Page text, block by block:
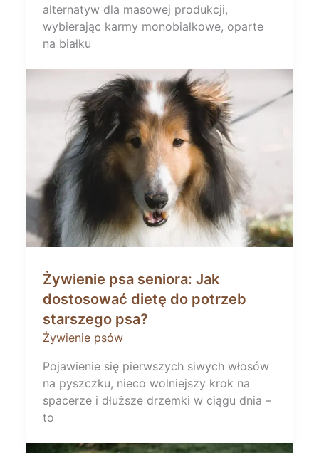
alternatyw dla masowej produkcji,
wybierając karmy monobiałkowe, oparte
na białku
Żywienie psa seniora: Jak
dostosować dietę do potrzeb
starszego psa?
Żywienie psów
Pojawienie się pierwszych siwych włosów
na pyszczku, nieco wolniejszy krok na
spacerze i dłuższe drzemki w ciągu dnia –
to